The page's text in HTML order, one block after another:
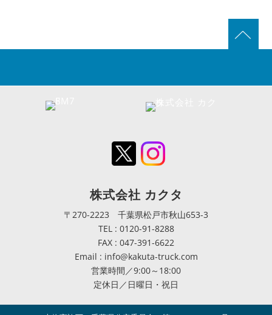
株式会社 カクタ
〒270-2223 千葉県松戸市秋山653-3
TEL : 0120-91-8288
FAX : 047-391-6622
Email : info@kakuta-truck.com
営業時間／9:00～18:00
定休日／日曜日・祝日